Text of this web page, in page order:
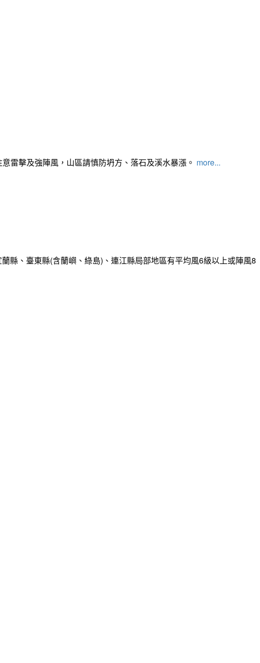
雷擊及強陣風，山區請慎防坍方、落石及溪水暴漲。 more...
縣、臺東縣(含蘭嶼、綠島)、連江縣局部地區有平均風6級以上或陣風8